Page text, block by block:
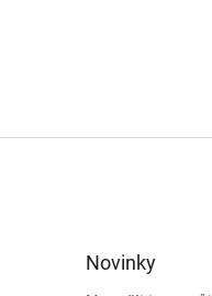
Novinky